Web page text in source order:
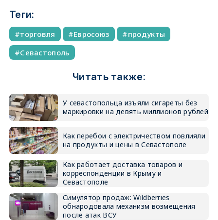
Теги:
торговля Евросоюз
продукты
Севастополь
Читать также:
У севастопольца изъяли сигареты без
маркировки на девять миллионов рублей
Как перебои с электричеством повлияли
на продукты и цены в Севастополе
Как работает доставка товаров и
корреспонденции в Крыму и
Севастополе
Симулятор продаж: Wildberries
обнародовала механизм возмещения
после атак ВСУ